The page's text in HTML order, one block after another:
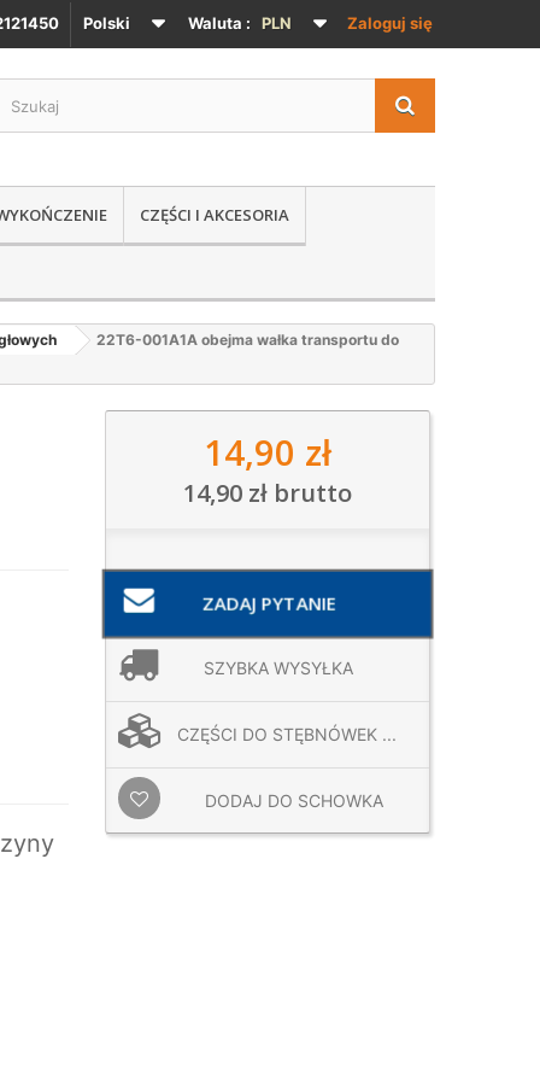
Zaloguj się
Waluta : PLN
Polski
CZĘŚCI I AKCESORIA
22T6-001A1A obejma wałka transportu do
14,90 zł
14,90 zł brutto
ZADAJ PYTANIE
SZYBKA WYSYŁKA
CZĘŚCI DO STĘBNÓWEK ...
DODAJ DO SCHOWKA